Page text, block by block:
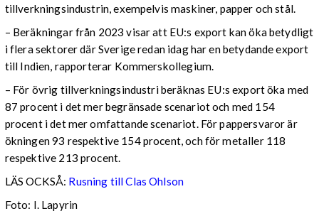
tillverkningsindustrin, exempelvis maskiner, papper och stål.
– Beräkningar från 2023 visar att EU:s export kan öka betydligt
i flera sektorer där Sverige redan idag har en betydande export
till Indien, rapporterar Kommerskollegium.
– För övrig tillverkningsindustri beräknas EU:s export öka med
87 procent i det mer begränsade scenariot och med 154
procent i det mer omfattande scenariot. För pappersvaror är
ökningen 93 respektive 154 procent, och för metaller 118
respektive 213 procent.
LÄS OCKSÅ: Rusning till Clas Ohlson
Foto: I. Lapyrin